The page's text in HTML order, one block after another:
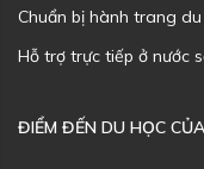
Chuẩn bị hành trang
Hỗ trợ trực tiếp ở nước
ĐIỂM ĐẾN DU HỌC CỦA